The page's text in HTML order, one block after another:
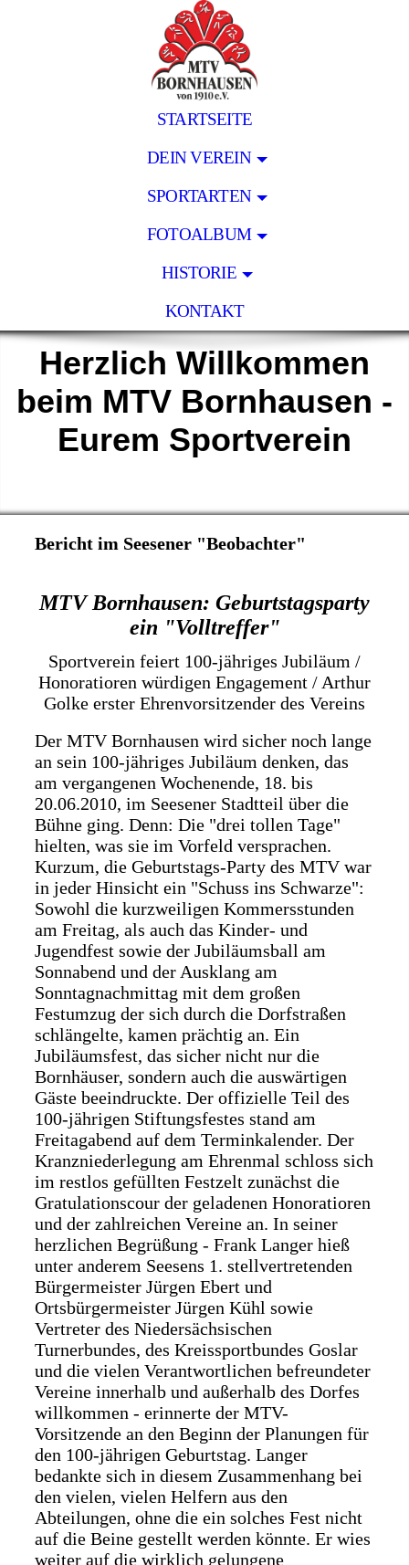
STARTSEITE
DEIN VEREIN
SPORTARTEN
FOTOALBUM
HISTORIE
KONTAKT
Herzlich Willkommen
beim MTV Bornhausen -
Eurem Sportverein
Bericht im Seesener "Beobachter"
MTV Bornhausen: Geburtstagsparty
ein "Volltreffer"
Sportverein feiert 100-jähriges Jubiläum /
Honoratioren würdigen Engagement / Arthur
Golke erster Ehrenvorsitzender des Vereins
Der MTV Bornhausen wird sicher noch lange
an sein 100-jähriges Jubiläum denken, das
am vergangenen Wochenende, 18. bis
20.06.2010, im Seesener Stadtteil über die
Bühne ging. Denn: Die "drei tollen Tage"
hielten, was sie im Vorfeld versprachen.
Kurzum, die Geburtstags-Party des MTV war
in jeder Hinsicht ein "Schuss ins Schwarze":
Sowohl die kurzweiligen Kommersstunden
am Freitag, als auch das Kinder- und
Jugendfest sowie der Jubiläumsball am
Sonnabend und der Ausklang am
Sonntagnachmittag mit dem großen
Festumzug der sich durch die Dorfstraßen
schlängelte, kamen prächtig an. Ein
Jubiläumsfest, das sicher nicht nur die
Bornhäuser, sondern auch die auswärtigen
Gäste beeindruckte. Der offizielle Teil des
100-jährigen Stiftungsfestes stand am
Freitagabend auf dem Terminkalender. Der
Kranzniederlegung am Ehrenmal schloss sich
im restlos gefüllten Festzelt zunächst die
Gratulationscour der geladenen Honoratioren
und der zahlreichen Vereine an. In seiner
herzlichen Begrüßung - Frank Langer hieß
unter anderem Seesens 1. stellvertretenden
Bürgermeister Jürgen Ebert und
Ortsbürgermeister Jürgen Kühl sowie
Vertreter des Niedersächsischen
Turnerbundes, des Kreissportbundes Goslar
und die vielen Verantwortlichen befreundeter
Vereine innerhalb und außerhalb des Dorfes
willkommen - erinnerte der MTV-
Vorsitzende an den Beginn der Planungen für
den 100-jährigen Geburtstag. Langer
bedankte sich in diesem Zusammenhang bei
den vielen, vielen Helfern aus den
Abteilungen, ohne die ein solches Fest nicht
auf die Beine gestellt werden könnte. Er wies
weiter auf die wirklich gelungene